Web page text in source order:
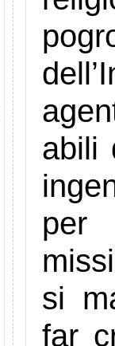
abili
per
si
far